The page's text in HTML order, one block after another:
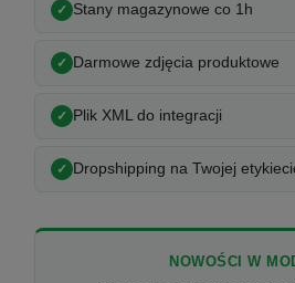
Stany magazynowe co 1h
Darmowe zdjęcia produktowe
Plik XML do integracji
Dropshipping na Twojej
NOWOŚCI W